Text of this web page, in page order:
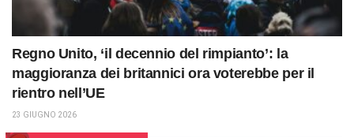
Regno Unito, ‘il decennio del rimpianto’: la
maggioranza dei britannici ora voterebbe per il
rientro nell’UE
23 GIUGNO 2026